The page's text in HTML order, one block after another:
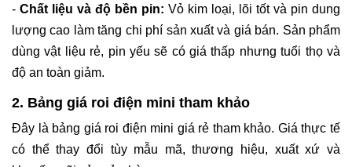
- Chất liệu và độ bền pin: Vỏ kim loại, lõi tốt và pin dung
lượng cao làm tăng chi phí sản xuất và giá bán. Sản phẩm
dùng vật liệu rẻ, pin yếu sẽ có giá thấp nhưng tuổi thọ và
độ an toàn giảm.
2. Bảng giá roi điện mini tham khảo
Đây là bảng giá roi điện mini giá rẻ tham khảo. Giá thực tế
có thể thay đổi tùy mẫu mã, thương hiệu, xuất xứ và